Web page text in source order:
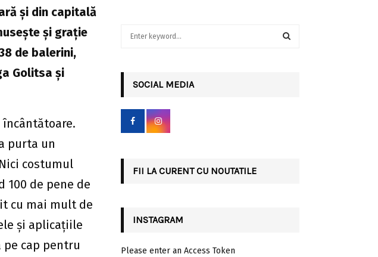
şi din capitală
şi graţie
de balerini,
Golitsa şi
purta un
costumul
100 de pene de
cu mai mult de
şi aplicaţiile
cap pentru
r
SOCIAL MEDIA
FII LA CURENT CU NOUTATILE
INSTAGRAM
Please enter an Access Token